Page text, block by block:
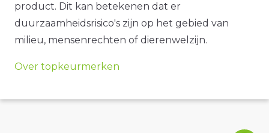
product. Dit kan betekenen dat er
duurzaamheidsrisico's zijn op het gebied van
milieu, mensenrechten of dierenwelzijn.
Over topkeurmerken